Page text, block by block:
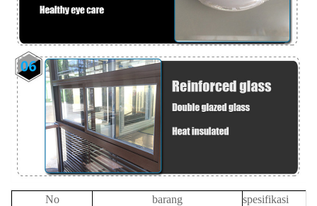
No barang spesifikasi